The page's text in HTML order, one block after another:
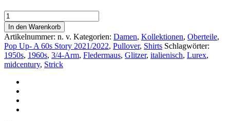
Shirt
»
Francis
Lurex
«
Strick
Lila
Menge
In den Warenkorb
Artikelnummer: n. v. Kategorien: Damen, Kollektionen, Oberteile,
Pop Up- A 60s Story 2021/2022, Pullover, Shirts Schlagwörter:
1950s, 1960s, 3/4-Arm, Fledermaus, Glitzer, italienisch, Lurex,
midcentury, Strick